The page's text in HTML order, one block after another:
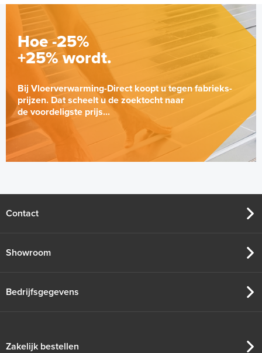
Hoe -25%
+25% wordt.
Bij Vloerverwarming-Direct koopt u tegen fabrieks-
prijzen. Dat scheelt u de zoektocht naar
de voordeligste prijs...
Contact
Showroom
Bedrijfsgegevens
Zakelijk bestellen